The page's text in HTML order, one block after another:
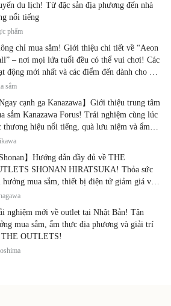
du lịch! Từ đặc sản địa phương đến nhà
nổi tiếng
phẩm
chỉ mua sắm! Giới thiệu chi tiết về “Aeon
– nơi mọi lứa tuổi đều có thể vui chơi! Các
động mới nhất và các điểm đến dành cho gia
sắm
Ngay cạnh ga Kanazawa】Giới thiệu trung tâm
sắm Kanazawa Forus! Trải nghiệm cùng lúc
thương hiệu nổi tiếng, quà lưu niệm và ẩm
địa phương
Shonan】Hướng dẫn đầy đủ về THE
SHONAN HIRATSUKA! Thỏa sức
hưởng mua sắm, thiết bị điện tử giảm giá và
thực địa phương tại cùng một địa điểm!
nghiệm mới về outlet tại Nhật Bản! Tận
mua sắm, ẩm thực địa phương và giải trí
OUTLETS!